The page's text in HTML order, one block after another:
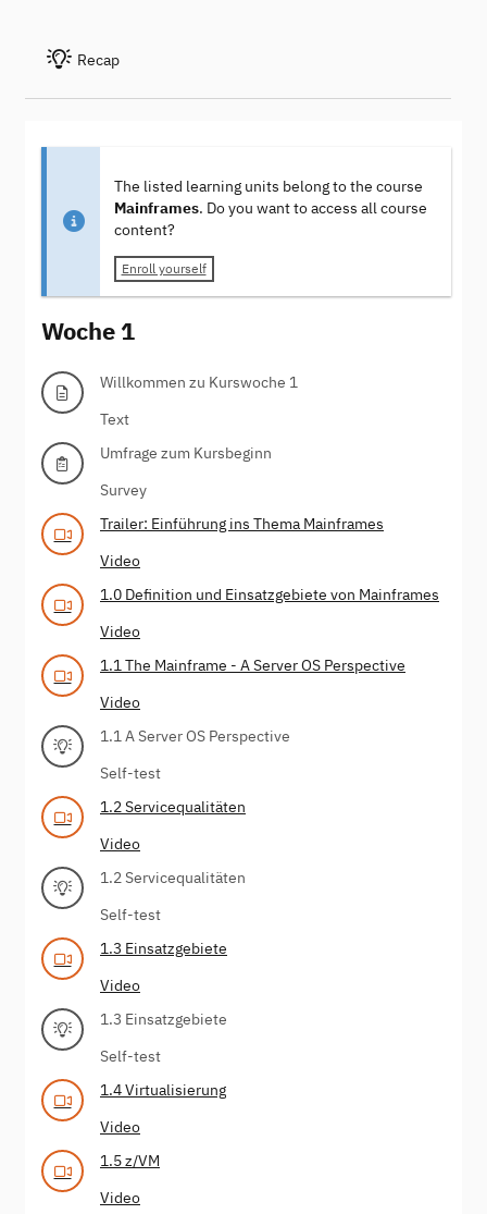
Recap
The listed learning units belong to the course
Mainframes. Do you want to access all course
content?
Enroll yourself
Woche 1
Willkommen zu Kurswoche 1
Text
Umfrage zum Kursbeginn
Survey
Trailer: Einführung ins Thema Mainframes
Video
1.0 Definition und Einsatzgebiete von Mainframes
Video
1.1 The Mainframe - A Server OS Perspective
Video
1.1 A Server OS Perspective
Self-test
1.2 Servicequalitäten
Video
1.2 Servicequalitäten
Self-test
1.3 Einsatzgebiete
Video
1.3 Einsatzgebiete
Self-test
1.4 Virtualisierung
Video
1.5 z/VM
Video